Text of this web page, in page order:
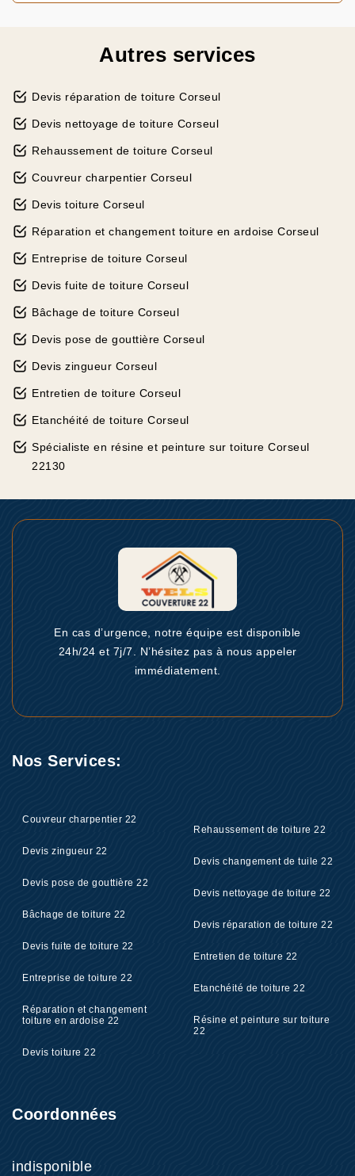
Autres services
Devis réparation de toiture Corseul
Devis nettoyage de toiture Corseul
Rehaussement de toiture Corseul
Couvreur charpentier Corseul
Devis toiture Corseul
Réparation et changement toiture en ardoise Corseul
Entreprise de toiture Corseul
Devis fuite de toiture Corseul
Bâchage de toiture Corseul
Devis pose de gouttière Corseul
Devis zingueur Corseul
Entretien de toiture Corseul
Etanchéité de toiture Corseul
Spécialiste en résine et peinture sur toiture Corseul
22130
En cas d’urgence, notre équipe est disponible
24h/24 et 7j/7. N’hésitez pas à nous appeler
immédiatement.
Nos Services:
Couvreur charpentier 22
Devis zingueur 22
Devis pose de gouttière 22
Bâchage de toiture 22
Devis fuite de toiture 22
Entreprise de toiture 22
Réparation et changement
toiture en ardoise 22
Devis toiture 22
Rehaussement de toiture 22
Devis changement de tuile 22
Devis nettoyage de toiture 22
Devis réparation de toiture 22
Entretien de toiture 22
Etanchéité de toiture 22
Résine et peinture sur toiture
22
Coordonnées
indisponible